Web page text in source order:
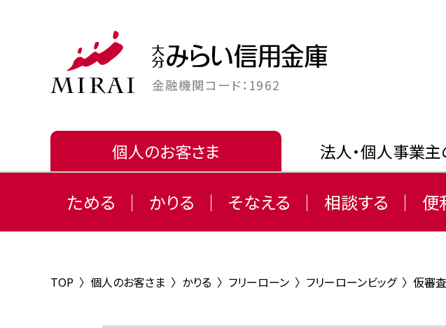
金融機関コード：1962
個人のお客さま
ためる かりる そなえる 相談する 便
法人・個人事業
TOP 〉 個人のお客さま 〉 かりる 〉 フリーローン 〉 フリーローンビッグ〉 仮審査